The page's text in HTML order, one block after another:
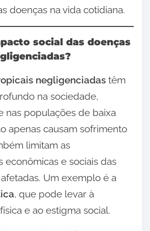
doenças na vida cotidiana.
social das doenças
negligenciadas têm
na sociedade,
nas populações de baixa
apenas causam sofrimento
limitam as
econômicas e sociais das
Um exemplo é a
, que pode levar à
e ao estigma social.